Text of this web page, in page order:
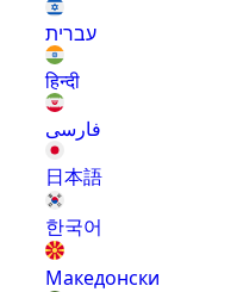
עברית
हिन्दी
فارسی
日本語
한국어
Македонски